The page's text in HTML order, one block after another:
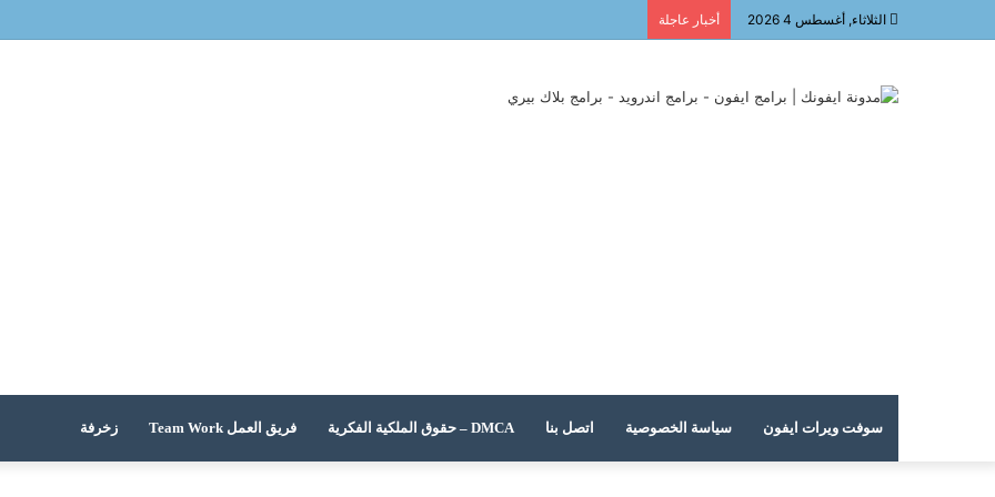
الثلاثاء, أغسطس 4 2026 أخبار عاجلة
سوفت ويرات ايفون سياسة الخصوصية اتصل بنا DMCA – حقوق الملكية الفكرية فريق العمل Team Work زخرفة